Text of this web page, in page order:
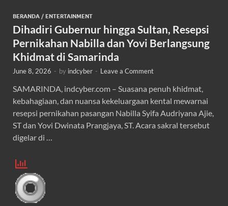
BERANDA / ENTERTAINMENT
Dihadiri Gubernur hingga Sultan, Resepsi
Pernikahan Nabilla dan Yovi Berlangsung
Khidmat di Samarinda
June 8, 2026 - by indcyber - Leave a Comment
SAMARINDA, indcyber.com – Suasana penuh khidmat,
kebahagiaan, dan nuansa kekeluargaan kental mewarnai
resepsi pernikahan pasangan Nabilla Syifa Audriyana Ajie,
ST dan Yovi Dwinata Prangjaya, ST. Acara sakral tersebut
digelar di …